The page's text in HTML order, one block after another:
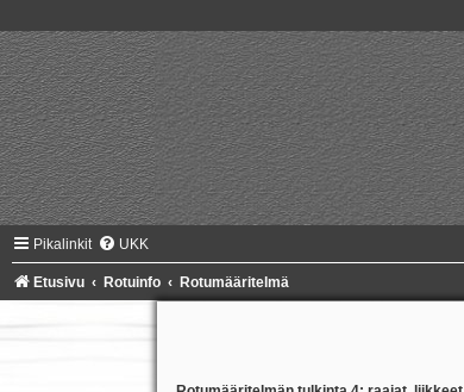
Pikalinkit UKK
Etusivu Rotuinfo Rotumääritelmä